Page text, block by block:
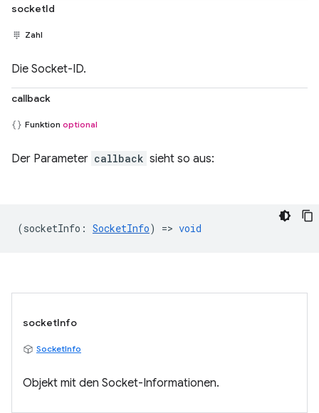
socketId
Zahl
Die Socket-ID.
callback
Funktion optional
Der Parameter callback sieht so aus:
(socketInfo : SocketInfo) => void
socketInfo
SocketInfo
Objekt mit den Socket-Informationen.